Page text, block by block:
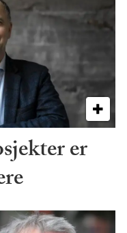
er